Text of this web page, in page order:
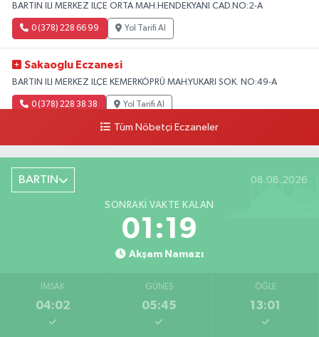
BARTIN ILI MERKEZ ILÇE ORTA MAH.HENDEKYANI CAD.NO:2-A
0 (378) 228 66 99 Yol Tarifi Al
Sakaoglu Eczanesi
BARTIN ILI MERKEZ ILÇE KEMERKÖPRÜ MAH.YUKARI SOK. NO:49-A
0 (378) 228 38 38 Yol Tarifi Al
Tüm Nöbetçi Eczaneler
BARTIN 08.08.2026
SONRAKI VAKTE KALAN
01:18
Akşam Namazı
İMSAK
04:02
GÜNEŞ
05:45
ÖĞLE
13:01